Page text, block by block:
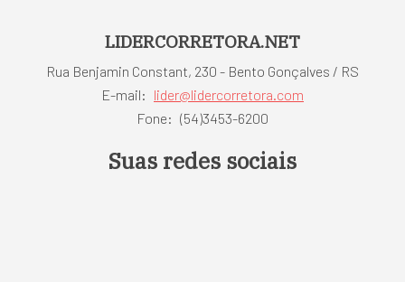
LIDERCORRETORA.NET
Rua Benjamin Constant, 230 - Bento Gonçalves / RS
E-mail: lider@lidercorretora.com
Fone: (54)3453-6200
Suas redes sociais